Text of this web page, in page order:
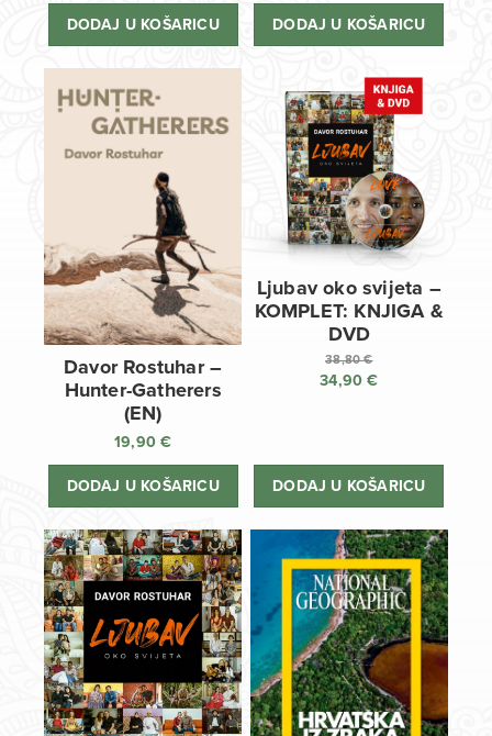
DODAJ U KOŠARICU DODAJ U KOŠARICU
Davor Rostuhar –
Hunter-Gatherers
(EN)
19,90€
DODAJ U KOŠARICU
Ljubav oko svijeta –
KOMPLET: KNJIGA &
DVD
38,80€
Izvorna
38,80 €.
34,90€
34,90 €.
DODAJ U KOŠARICU